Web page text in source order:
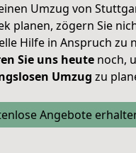
Umzug von
planen, zögern Sie
Hilfe in Anspruch zu
Sie uns heutenoch,
Umzug zu
Angebote